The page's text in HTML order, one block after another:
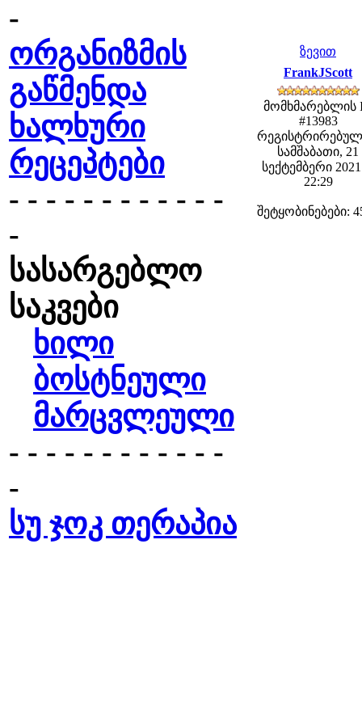
-
ორგანიზმის
გაწმენდა
ხალხური
რეცეპტები
- - - - - - - - - - - -
-
სასარგებლო
საკვები
ხილი
ბოსტნეული
მარცვლეული
- - - - - - - - - - - -
-
სუ ჯოკ თერაპია
ზევით
FrankJScott
მომხმარებლის
#13983
სამშაბათი, 21
სექტემბერი
22:29
შეტყობინებები: